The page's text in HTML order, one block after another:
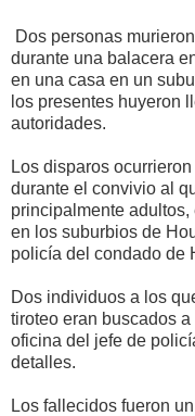
Dos personas
durante una balacera
en una casa en un
los presentes huyeron
autoridades.
Los disparos
durante el convivio al
principalmente
en los suburbios de
policía del condado de
Dos individuos a los
tiroteo eran buscados
oficina del jefe de
detalles.
Los fallecidos fueron